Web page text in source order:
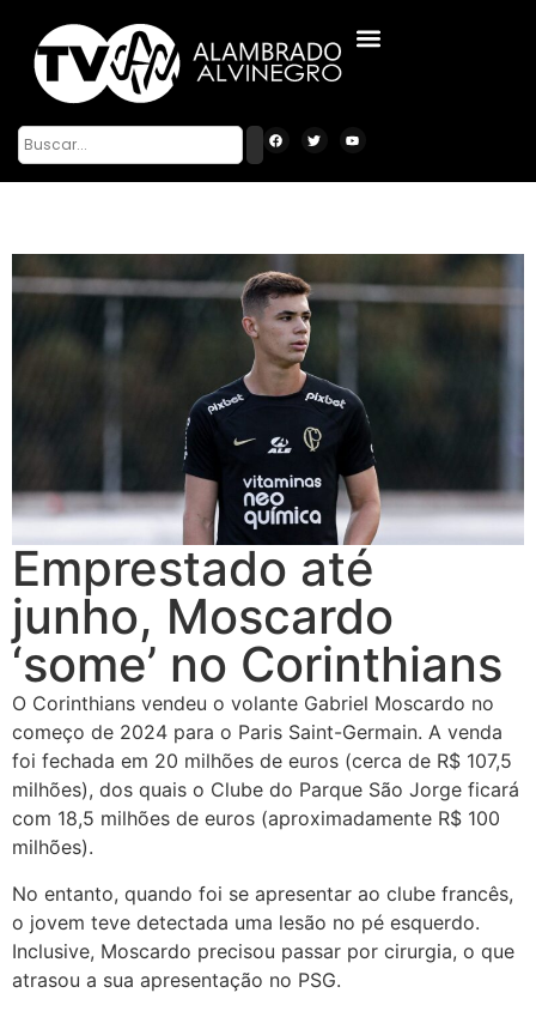
Emprestado até
junho, Moscardo
‘some’ no Corinthians
O Corinthians vendeu o volante Gabriel Moscardo no
começo de 2024 para o Paris Saint-Germain. A venda
foi fechada em 20 milhões de euros (cerca de R$ 107,5
milhões), dos quais o Clube do Parque São Jorge ficará
com 18,5 milhões de euros (aproximadamente R$ 100
milhões).
No entanto, quando foi se apresentar ao clube francês,
o jovem teve detectada uma lesão no pé esquerdo.
Inclusive, Moscardo precisou passar por cirurgia, o que
atrasou a sua apresentação no PSG.